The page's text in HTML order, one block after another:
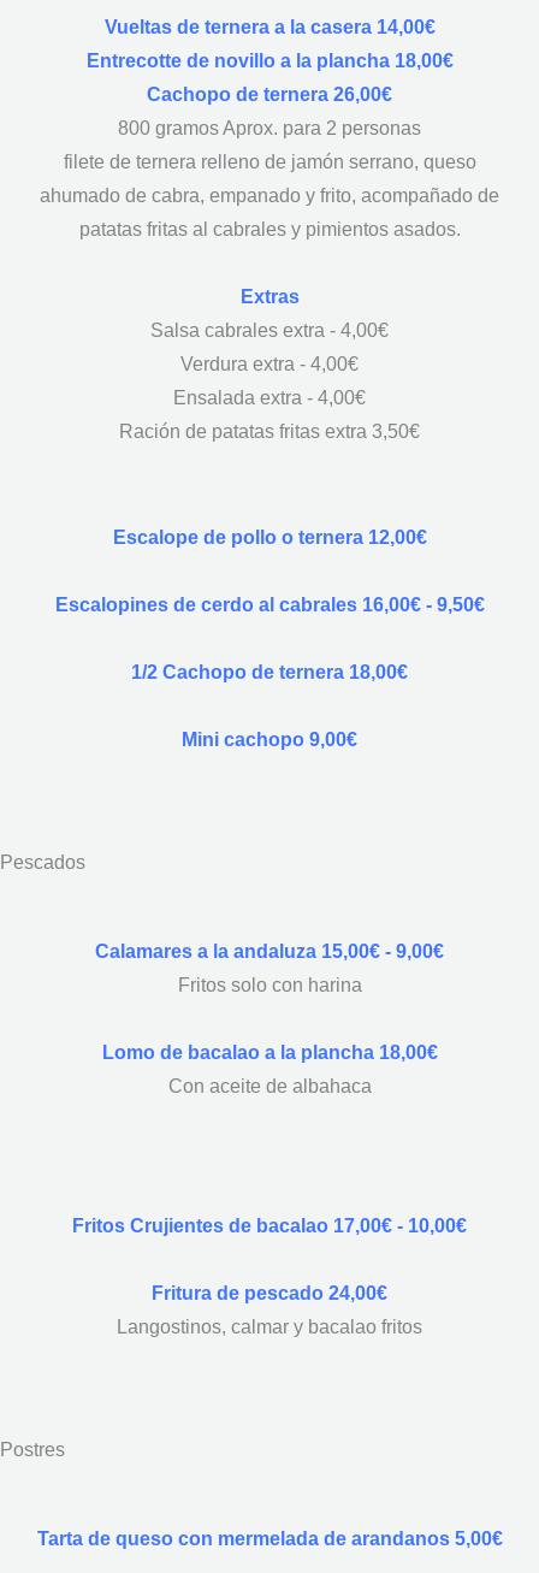
Vueltas de ternera a la casera 14,00€
Entrecotte de novillo a la plancha 18,00€
Cachopo de ternera 26,00€
800 gramos Aprox. para 2 personas
filete de ternera relleno de jamón serrano, queso
ahumado de cabra, empanado y frito, acompañado de
patatas fritas al cabrales y pimientos asados.
Extras
Salsa cabrales extra - 4,00€
Verdura extra - 4,00€
Ensalada extra - 4,00€
Ración de patatas fritas extra 3,50€
Escalope de pollo o ternera 12,00€
Escalopines de cerdo al cabrales 16,00€ - 9,50€
1/2 Cachopo de ternera 18,00€
Mini cachopo 9,00€
Pescados
Calamares a la andaluza 15,00€ - 9,00€
Fritos solo con harina
Lomo de bacalao a la plancha 18,00€
Con aceite de albahaca
Fritos Crujientes de bacalao 17,00€ - 10,00€
Fritura de pescado 24,00€
Langostinos, calmar y bacalao fritos
Postres
Tarta de queso con mermelada de arandanos 5,00€